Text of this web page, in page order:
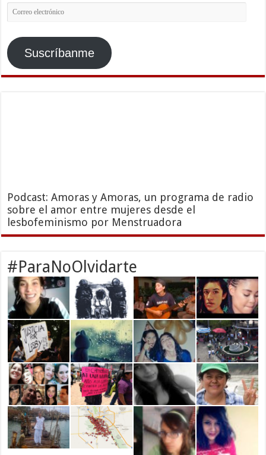
Correo
electrónico
Suscríbanme
Podcast: Amoras y Amoras, un programa de radio
sobre el amor entre mujeres desde el
lesbofeminismo por Menstruadora
#ParaNoOlvidarte